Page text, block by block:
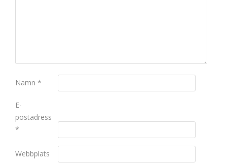
Namn *
E-
postadress
*
Webbplats